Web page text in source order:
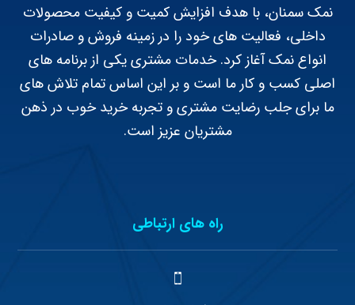
نمک سمنان، با هدف افزایش کمیت و کیفیت محصولات
داخلی، فعالیت های خود را در زمینه فروش و صادرات
انواع نمک آغاز کرد. خدمات مشتری یکی از برنامه های
اصلی کسب و کار ما است و بر این اساس تمام تلاش های
ما برای جلب رضایت مشتری و تجربه خرید خوب در ذهن
مشتریان عزیز است.
راه های ارتباطی